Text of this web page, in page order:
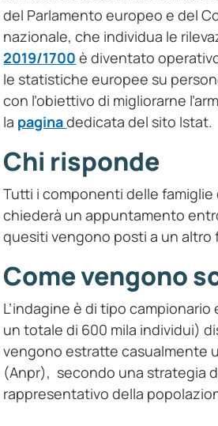
del Parlamento europeo e del
nazionale, che individua le
2019/1700 è diventato
le statistiche europee su
con l’obiettivo di migliorarne
la paginadedicata del sito Istat.
Chi risponde
Tutti i componenti delle
chiederà un appuntamento
quesiti vengono posti a un altro
Come vengono
L’indagine è di tipo
un totale di 600 mila individui)
vengono estratte casualmente
(Anpr), secondo una strategia
rappresentativo della